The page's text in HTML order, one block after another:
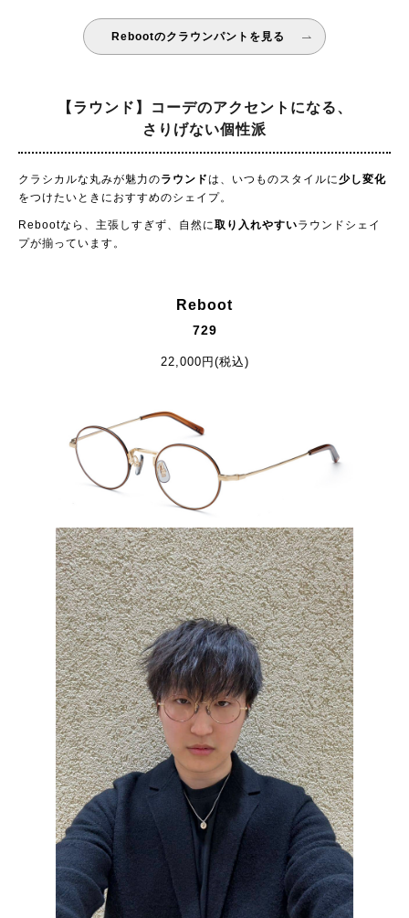
Rebootのクラウンパントを見る
【ラウンド】コーデのアクセントになる、
さりげない個性派
クラシカルな丸みが魅力のラウンドは、いつものスタイルに少し変化
をつけたいときにおすすめのシェイプ。
Rebootなら、主張しすぎず、自然に取り入れやすいラウンドシェイ
プが揃っています。
Reboot
729
22,000円(税込)